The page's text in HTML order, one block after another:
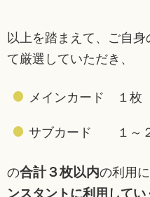
以上を踏まえて、ご自
て厳選していただき、
メインカード １枚
サブカード １～
の合計３枚以内の利用
ンスタントに利用してい